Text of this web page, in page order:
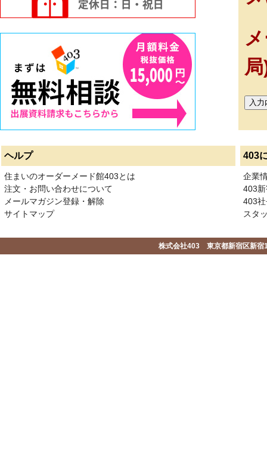
ヘルプ 403
住まいのオーダーメード館403とは
注文・お問い合わせについて
メールマガジン登録・解除
サイトマップ
企業
403
403
スタ
株式会社403 東京都新宿区新